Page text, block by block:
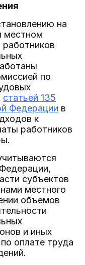
на
местном
по
статьей 135
Федерации в
к
работников
субъектов
местного
объемов
и иных
оплате труда